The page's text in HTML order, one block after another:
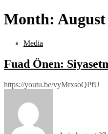
Month: August
Media
Fuad Önen:
https://youtu.be/vyMrxsoQPfU